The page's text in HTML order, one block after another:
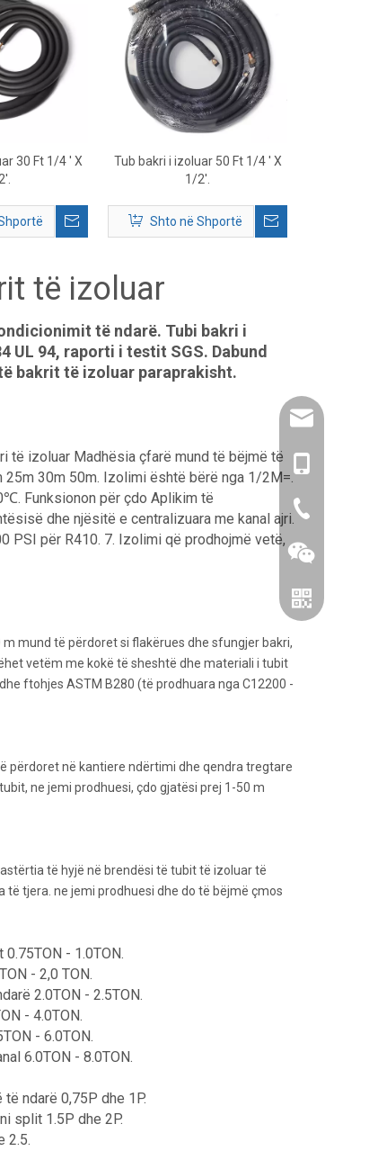
30 Ft 1/4 ' X
Tub bakri i izoluar 50 Ft 1/4 ' X
1/2'.
Shto në Shportë
të izoluar
të ndarë. Tubi bakri i
UL 94, raporti i testit SGS. Dabund
bakrit të izoluar paraprakisht.
të izoluar Madhësia çfarë mund të bëjmë të
30m 50m. Izolimi është bërë nga 1/2M=.
Funksionon për çdo Aplikim të
dhe njësitë e centralizuara me kanal ajri.
PSI për R410. 7. Izolimi që prodhojmë vetë,
mund të përdoret si flakërues dhe sfungjer bakri,
vetëm me kokë të sheshtë dhe materiali i tubit
ftohjes ASTM B280 (të prodhuara nga C12200 -
përdoret në kantiere ndërtimi dhe qendra tregtare
ne jemi prodhuesi, çdo gjatësi prej 1-50 m
të hyjë në brendësi të tubit të izoluar të
të tjera. ne jemi prodhuesi dhe do të bëjmë çmos
- 1.0TON.
- 2,0 TON.
2.0TON - 2.5TON.
- 4.0TON.
- 6.0TON.
6.0TON - 8.0TON.
ndarë 0,75P dhe 1P.
split 1.5P dhe 2P.
2.5.
86-